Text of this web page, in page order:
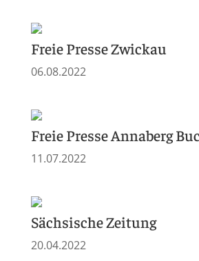
Freie Presse Zwickau
06.08.2022
Freie Presse Annaberg
11.07.2022
Sächsische Zeitung
20.04.2022